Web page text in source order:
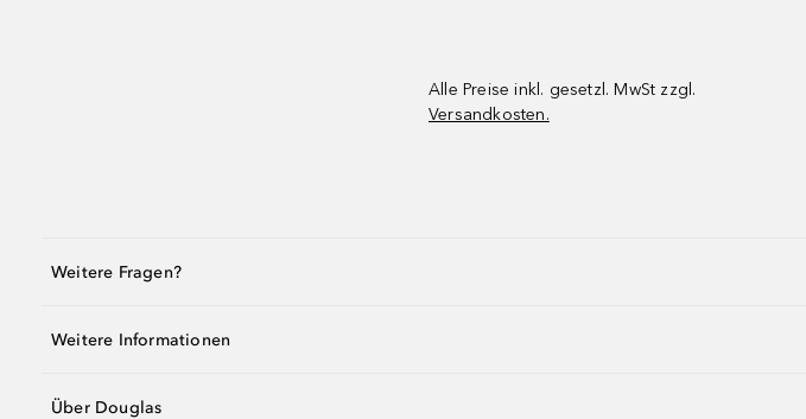
Alle Preise inkl. gesetzl. MwSt zzgl.
Versandkosten.
Weitere Fragen?
Weitere Informationen
Über Douglas